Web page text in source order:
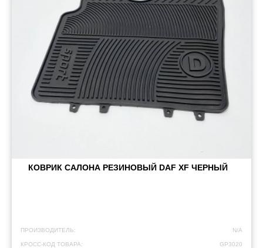
КОВРИК САЛОНА РЕЗИНОВЫЙ DAF XF ЧЕРНЫЙ
ПРОИЗВОДИТЕЛЬ: N/A
КРОСС-КОД ТОВАРА: GP3020